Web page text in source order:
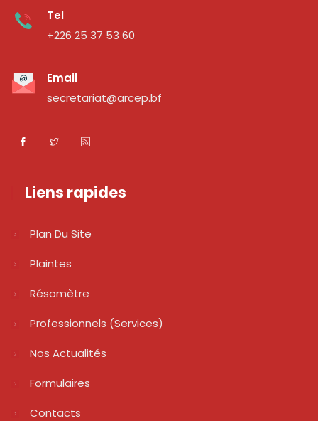
Tel
+226 25 37 53 60
Email
secretariat@arcep.bf
Liens rapides
Plan Du Site
Plaintes
Résomètre
Professionnels (services)
Nos Actualités
Formulaires
Contacts